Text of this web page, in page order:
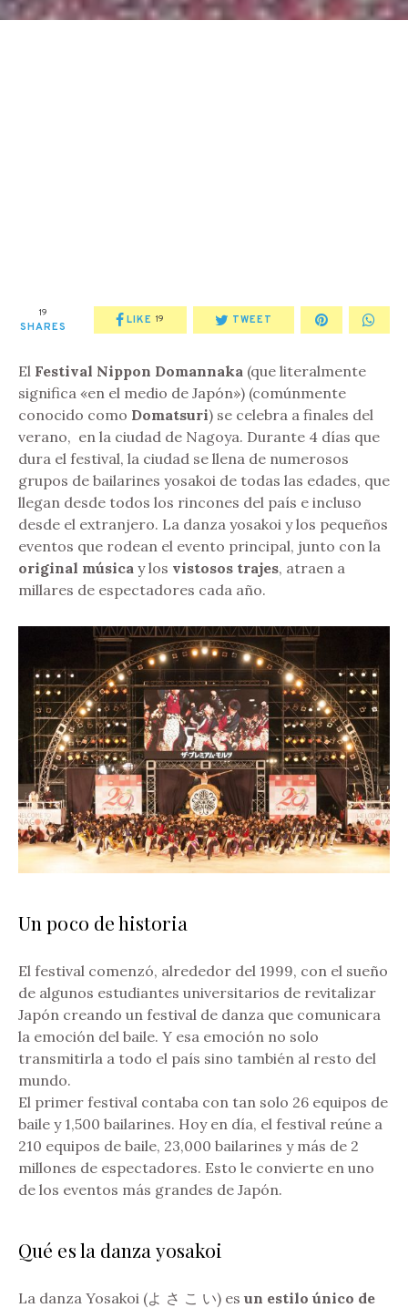
19
SHARES
LIKE 19 TWEET
El Festival Nippon Domannaka (que literalmente
significa «en el medio de Japón») (comúnmente
conocido como Domatsuri) se celebra a finales del
verano, en la ciudad de Nagoya. Durante 4 días que
dura el festival, la ciudad se llena de numerosos
grupos de bailarines yosakoi de todas las edades, que
llegan desde todos los rincones del país e incluso
desde el extranjero. La danza yosakoi y los pequeños
eventos que rodean el evento principal, junto con la
original música y los vistosos trajes, atraen a
millares de espectadores cada año.
Un poco de historia
El festival comenzó, alrededor del 1999, con el sueño
de algunos estudiantes universitarios de revitalizar
Japón creando un festival de danza que comunicara
la emoción del baile. Y esa emoción no solo
transmitirla a todo el país sino también al resto del
mundo.
El primer festival contaba con tan solo 26 equipos de
baile y 1,500 bailarines. Hoy en día, el festival reúne a
210 equipos de baile, 23,000 bailarines y más de 2
millones de espectadores. Esto le convierte en uno
de los eventos más grandes de Japón.
Qué es la danza yosakoi
La danza Yosakoi (よ さ こ い) es un estilo único de